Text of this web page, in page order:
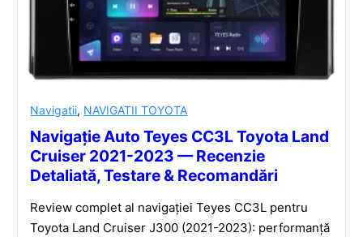
Navigatii, NAVIGATII TOYOTA
Navigație Auto Teyes CC3L Toyota Land
Cruiser 2021-2023 — Recenzie
Detaliată, Testare & Recomandări
Review complet al navigației Teyes CC3L pentru
Toyota Land Cruiser J300 (2021-2023): performanță